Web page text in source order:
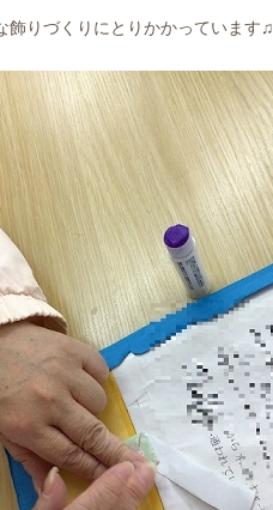
飾りづくりにとりかかっています♫